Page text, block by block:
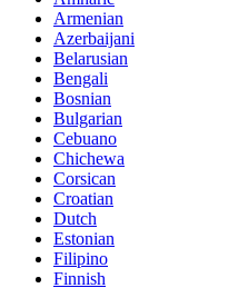
Armenian
Azerbaijani
Belarusian
Bengali
Bosnian
Bulgarian
Cebuano
Chichewa
Corsican
Croatian
Dutch
Estonian
Filipino
Finnish